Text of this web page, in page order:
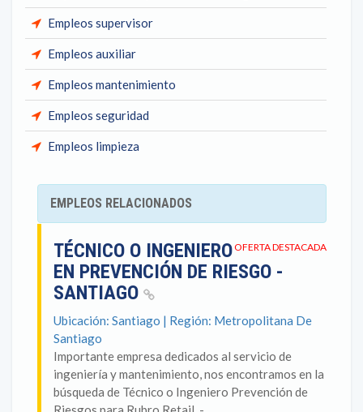
Empleos supervisor
Empleos auxiliar
Empleos mantenimiento
Empleos seguridad
Empleos limpieza
EMPLEOS RELACIONADOS
OFERTA DESTACADA
TÉCNICO O INGENIERO
EN PREVENCIÓN DE RIESGO -
SANTIAGO
Ubicación: Santiago | Región: Metropolitana De
Santiago
Importante empresa dedicados al servicio de
ingeniería y mantenimiento, nos encontramos en la
búsqueda de Técnico o Ingeniero Prevención de